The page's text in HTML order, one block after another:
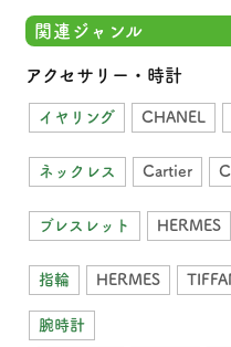
関連ジャンル
アクセサリー・時計
イヤリング CHANEL
ネックレス Cartier
ブレスレット HERMES
指輪 HERMES
腕時計